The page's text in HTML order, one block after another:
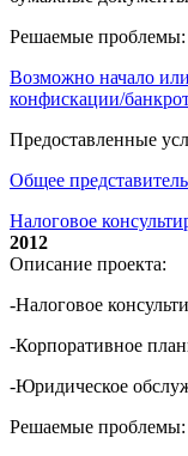
Решаемые проблемы:
Возможно начало
конфискации/
Предоставленные
Общее
Налоговое
2012
Описание проекта:
-Налоговое
-Корпоративное
-Юридическое
Решаемые проблемы: